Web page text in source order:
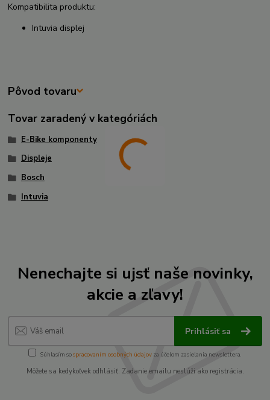
Kompatibilita produktu:
Intuvia displej
Pôvod tovaru
Tovar zaradený v kategóriách
E-Bike komponenty
Displeje
Bosch
Intuvia
Nenechajte si ujsť naše novinky,
akcie a zľavy!
Prihlásiť sa
Súhlasím sospracovaním osobných údajov za účelom zasielania newslettera.
Môžete sa kedykoľvek odhlásiť. Zadanie emailu neslúži ako registrácia.